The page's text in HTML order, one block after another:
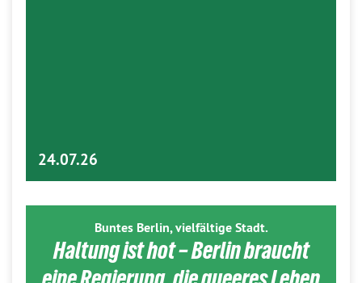
24.07.26
Buntes Berlin, vielfältige Stadt.
Haltung ist hot – Berlin braucht